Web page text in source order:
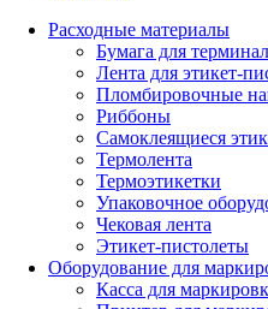
Расходные материалы
Бумага для
Лента для этикет-
Пломбировочные
Риббоны
Самоклеящиеся
Термолента
Термоэтикетки
Упаковочное
Чековая лента
Этикет-пистолеты
Оборудование для
Касса для